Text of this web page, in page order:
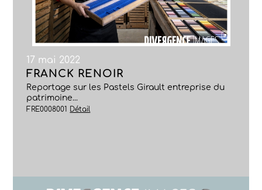
17 mai 2022
FRANCK RENOIR
Reportage sur les Pastels Girault entreprise du
patrimoine...
FRE0008001 Détail